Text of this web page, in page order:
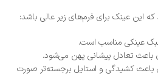
سبک عینکی مناسب است.
باعث تعادل پیشانی پهن می‌شود.
باعث کشیدگی و استایل برجسته‌تر صورت